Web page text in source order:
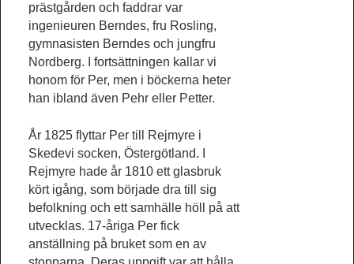
prästgården och faddrar var
ingenieuren Berndes, fru Rosling,
gymnasisten Berndes och jungfru
Nordberg. I fortsättningen kallar vi
honom för Per, men i böckerna heter
han ibland även Pehr eller Petter.
År 1825 flyttar Per till Rejmyre i
Skedevi socken, Östergötland. I
Rejmyre hade år 1810 ett glasbruk
kört igång, som började dra till sig
befolkning och ett samhälle höll på att
utvecklas. 17-åriga Per fick
anställning på bruket som en av